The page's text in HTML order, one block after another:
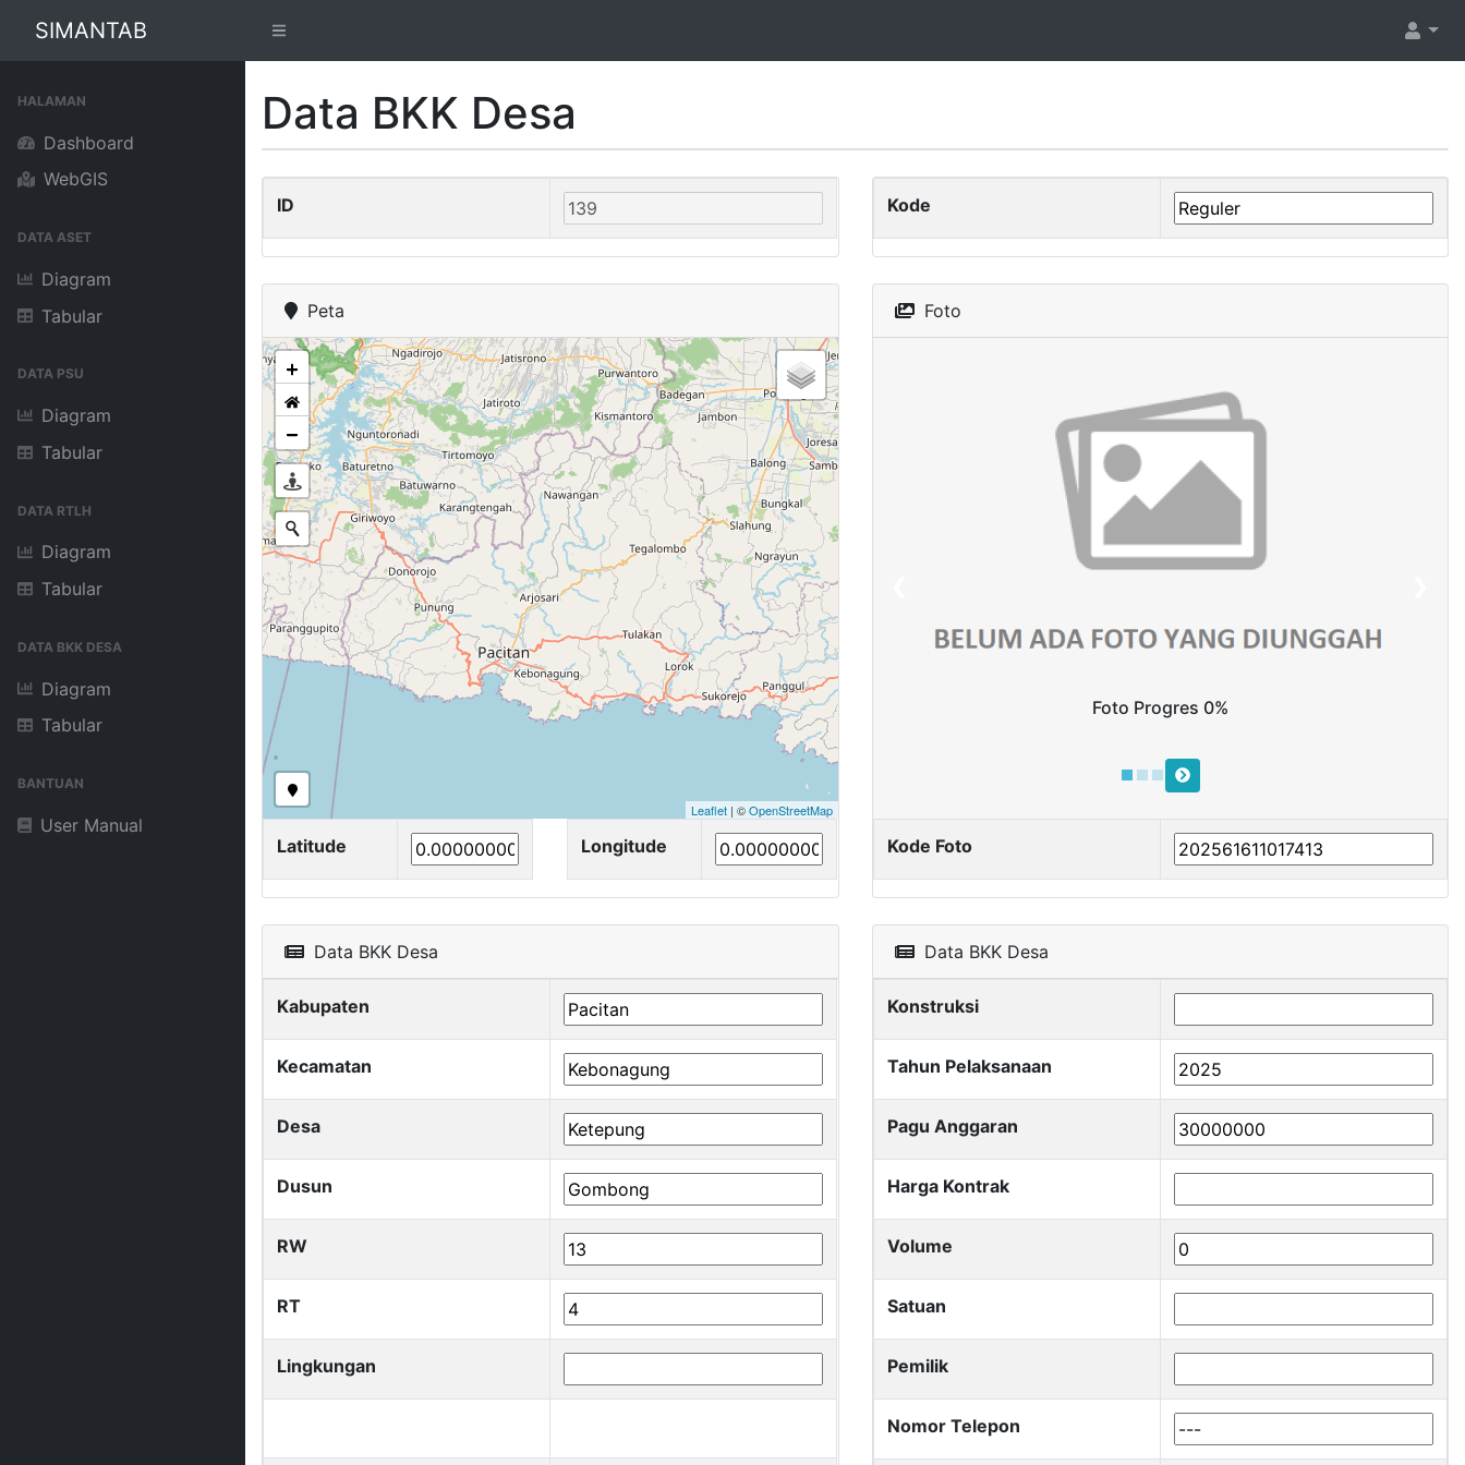
SIMANTAB
HALAMAN
Dashboard
WebGIS
DATA ASET
Diagram
Tabular
DATA PSU
Diagram
Tabular
DATA RTLH
Diagram
Tabular
DATA BKK DESA
Diagram
Tabular
BANTUAN
User Manual
Data BKK Desa
ID Kode
Peta
Leaflet| ©OpenStreetMap
Latitude Longitude
Foto
Foto Progres 0%
Kode Foto
Data BKK Desa
Kabupaten
Kecamatan
Desa
Dusun
RW
RT
Lingkungan
Data BKK Desa
Konstruksi
Tahun Pelaksanaan
Pagu Anggaran
Harga Kontrak
Volume
Satuan
Pemilik
Nomor Telepon